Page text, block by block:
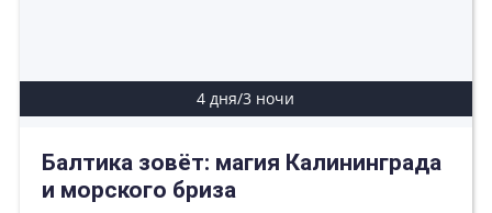
4 дня/3 ночи
Балтика зовёт: магия Калининграда
и морского бриза